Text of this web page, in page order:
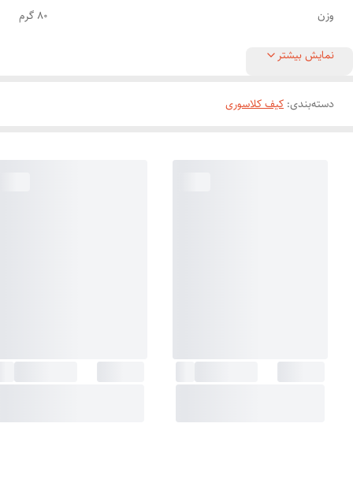
وزن 80 گرم
نمایش بیشتر
دسته‌بندی: کیف کلاسوری